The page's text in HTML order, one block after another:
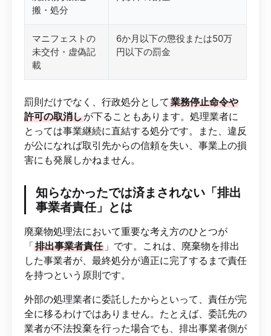
搬・処分
マニフェストの
未交付・虚偽記
載
6か月以下の懲役または50万
円以下の罰金
罰則だけでなく、行政処分として 業務停止命令や
許可の取消しが下ることもあります。処理業者に
とっては事業継続に直結する処分です。また、違反
が公になれば取引先からの信頼を失い、事業上の損
害にも発展しかねません。
知らなかったでは済まされない「排出
事業者責任」とは
廃棄物処理法において重要な考え方のひとつが
「排出事業者責任 」です。これは、廃棄物を排出
した事業者が、最終処分が適正に完了するまで責任
を持つという原則です。
外部の処理業者に委託したからといって、責任が完
全に移るわけではありません。たとえば、委託先の
業者が不法投棄を行った場合でも、排出事業者側が